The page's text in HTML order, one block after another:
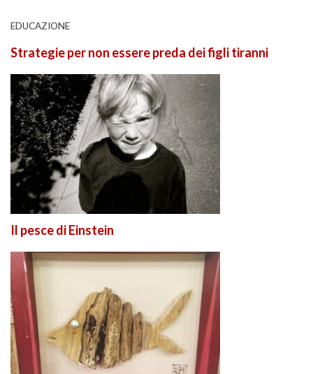
EDUCAZIONE
Strategie per non essere preda dei figli tiranni
Il pesce di Einstein